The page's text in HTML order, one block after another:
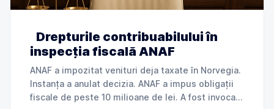
Drepturile contribuabilului în
inspecția fiscală ANAF
ANAF a impozitat venituri deja taxate în Norvegia.
Instanța a anulat decizia. ANAF a impus obligații
fiscale de peste 10 milioane de lei. A fost invocată